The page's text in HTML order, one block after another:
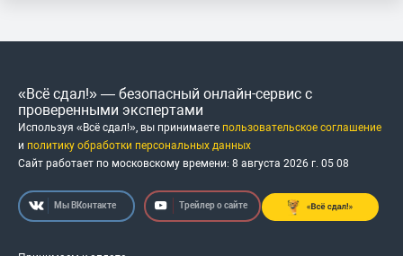
«Всё сдал!» — безопасный онлайн-сервис с
проверенными экспертами
Используя «Всё сдал!», вы принимаете пользовательское соглашение
и политику обработки персональных данных
Сайт работает по московскому времени: 8 августа 2026 г. 05 08
Мы ВКонтакте Трейлер о сайте